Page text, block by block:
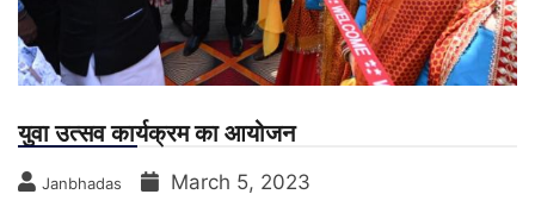
युवा उत्सव कार्यक्रम का आयोजन
Janbhadas March 5, 2023